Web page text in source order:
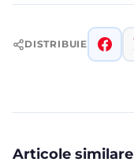
DISTRIBUIE
Articole similare